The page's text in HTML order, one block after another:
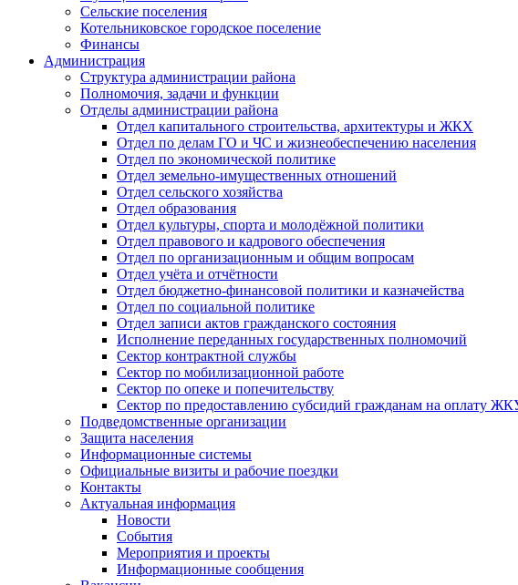
Сельские поселения
Котельниковское городское поселение
Финансы
Администрация
Структура администрации района
Полномочия, задачи и функции
Отделы администрации района
Отдел капитального строительства, архитектуры и ЖКХ
Отдел по делам ГО и ЧС и жизнеобеспечению населения
Отдел по экономической политике
Отдел земельно-имущественных отношений
Отдел сельского хозяйства
Отдел образования
Отдел культуры, спорта и молодёжной политики
Отдел правового и кадрового обеспечения
Отдел по организационным и общим вопросам
Отдел учёта и отчётности
Отдел бюджетно-финансовой политики и казначейства
Отдел по социальной политике
Отдел записи актов гражданского состояния
Исполнение переданных государственных полномочий
Сектор контрактной службы
Сектор по мобилизационной работе
Сектор по опеке и попечительству
Сектор по предоставлению субсидий гражданам на оплату
Подведомственные организации
Защита населения
Информационные системы
Официальные визиты и рабочие поездки
Контакты
Актуальная информация
Новости
События
Мероприятия и проекты
Информационные сообщения